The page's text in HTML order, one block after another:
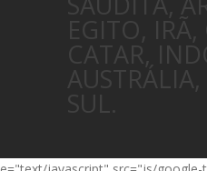
EGITO,
CATAR,
SUL.